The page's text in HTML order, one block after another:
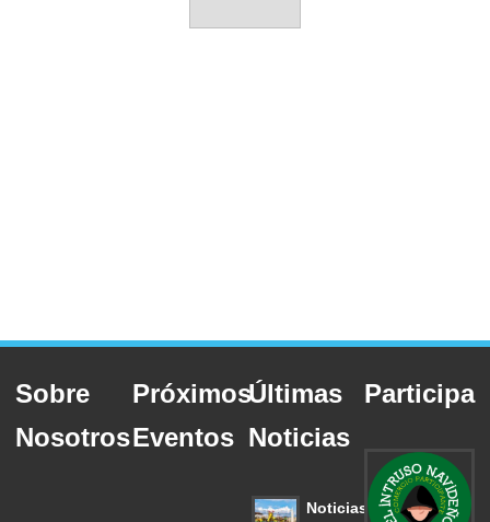
Sobre
Nosotros
Próximos
Eventos
Últimas
Noticias
Noticias
Participa